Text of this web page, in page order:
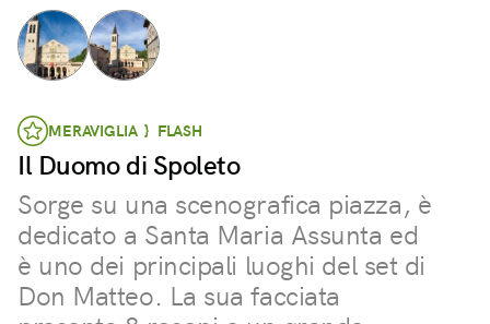
MERAVIGLIA } FLASH
Il Duomo di Spoleto
Sorge su una scenografica piazza, è
dedicato a Santa Maria Assunta ed
è uno dei principali luoghi del set di
Don Matteo. La sua facciata